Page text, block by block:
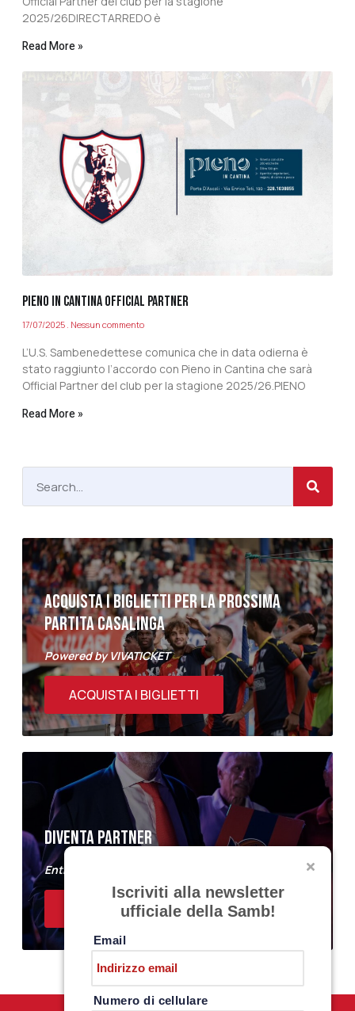
2025/26DIRECTARREDO è
Read More »
PIENO IN CANTINA OFFICIAL PARTNER
17/07/2025 Nessun commento
L’U.S. Sambenedettese comunica che in data odierna è
stato raggiunto l’accordo con Pieno in Cantina che sarà
Official Partner del club per la stagione 2025/26.PIENO
Read More »
ACQUISTA I BIGLIETTI PER LA PROSSIMA
PARTITA CASALINGA
Powered by VIVATICKET
ACQUISTA I BIGLIETTI
DIVENTA PARTNER
Entra a far parte del Samb Business Club
ACQUISTA I BIGLIETTI
Iscriviti alla newsletter
ufficiale della Samb!
Email
Numero di cellulare